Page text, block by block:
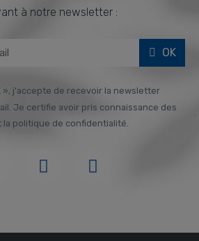
à notre newsletter :
OK
», j'accepte de recevoir la newsletter
Je certifie avoir pris connaissance des
politique de confidentialité.